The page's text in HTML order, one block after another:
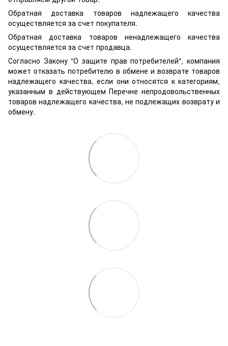
Обратная доставка товаров надлежащего качества
осуществляется за счет покупателя.
Обратная доставка товаров ненадлежащего качества
осуществляется за счет продавца.
Согласно Закону "О защите прав потребителей", компания
может отказать потребителю в обмене и возврате товаров
надлежащего качества, если они относятся к категориям,
указанным в действующем Перечне непродовольственных
товаров надлежащего качества, не подлежащих возврату и
обмену.